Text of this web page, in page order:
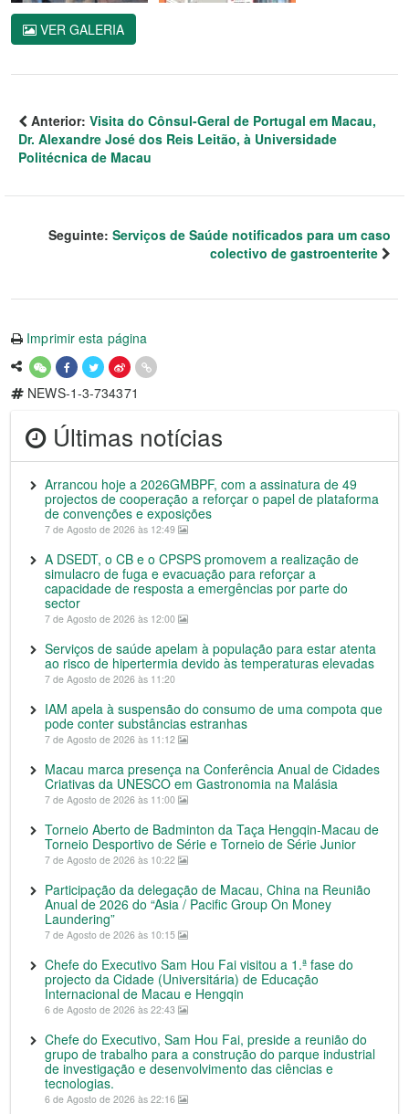
VER GALERIA
Anterior: Visita do Cônsul-Geral de Portugal em Macau,
Dr. Alexandre José dos Reis Leitão, à Universidade
Politécnica de Macau
Seguinte: Serviços de Saúde notificados para um caso
colectivo de gastroenterite
Imprimir esta página
NEWS-1-3-734371
Últimas notícias
Arrancou hoje a 2026GMBPF, com a assinatura de 49
projectos de cooperação a reforçar o papel de plataforma
de convenções e exposições
7 de Agosto de 2026 às 12:49
A DSEDT, o CB e o CPSPS promovem a realização de
simulacro de fuga e evacuação para reforçar a
capacidade de resposta a emergências por parte do
sector
7 de Agosto de 2026 às 12:00
Serviços de saúde apelam à população para estar atenta
ao risco de hipertermia devido às temperaturas elevadas
7 de Agosto de 2026 às 11:20
IAM apela à suspensão do consumo de uma compota que
pode conter substâncias estranhas
7 de Agosto de 2026 às 11:12
Macau marca presença na Conferência Anual de Cidades
Criativas da UNESCO em Gastronomia na Malásia
7 de Agosto de 2026 às 11:00
Torneio Aberto de Badminton da Taça Hengqin-Macau de
Torneio Desportivo de Série e Torneio de Série Junior
7 de Agosto de 2026 às 10:22
Participação da delegação de Macau, China na Reunião
Anual de 2026 do “Asia / Pacific Group On Money
Laundering”
7 de Agosto de 2026 às 10:15
Chefe do Executivo Sam Hou Fai visitou a 1.ª fase do
projecto da Cidade (Universitária) de Educação
Internacional de Macau e Hengqin
6 de Agosto de 2026 às 22:43
Chefe do Executivo, Sam Hou Fai, preside a reunião do
grupo de trabalho para a construção do parque industrial
de investigação e desenvolvimento das ciências e
tecnologias.
6 de Agosto de 2026 às 22:16